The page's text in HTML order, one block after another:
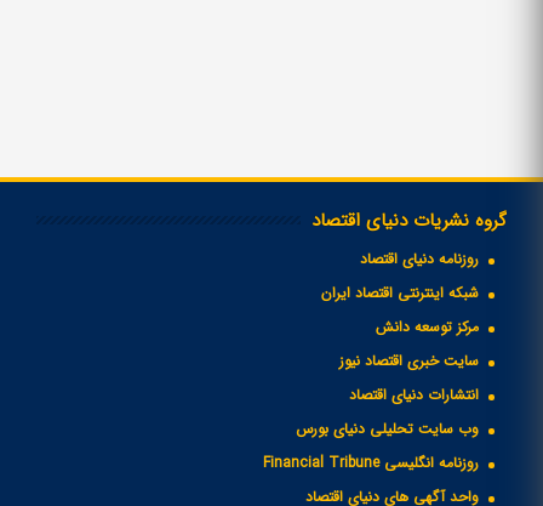
گروه نشریات دنیای اقتصاد
روزنامه دنیای اقتصاد
شبکه اینترنتی اقتصاد ایران
مرکز توسعه دانش
سایت خبری اقتصاد نیوز
انتشارات دنیای اقتصاد
وب سایت تحلیلی دنیای بورس
روزنامه انگلیسی Financial Tribune
واحد آگهی های دنیای اقتصاد